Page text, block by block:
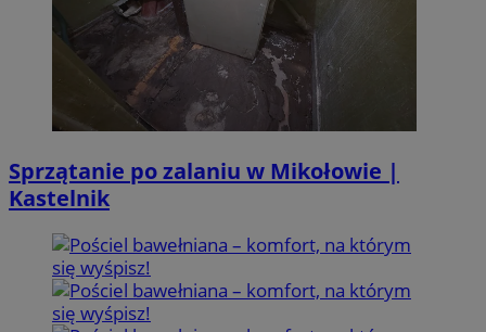
Sprzątanie po zalaniu w Mikołowie |
Kastelnik